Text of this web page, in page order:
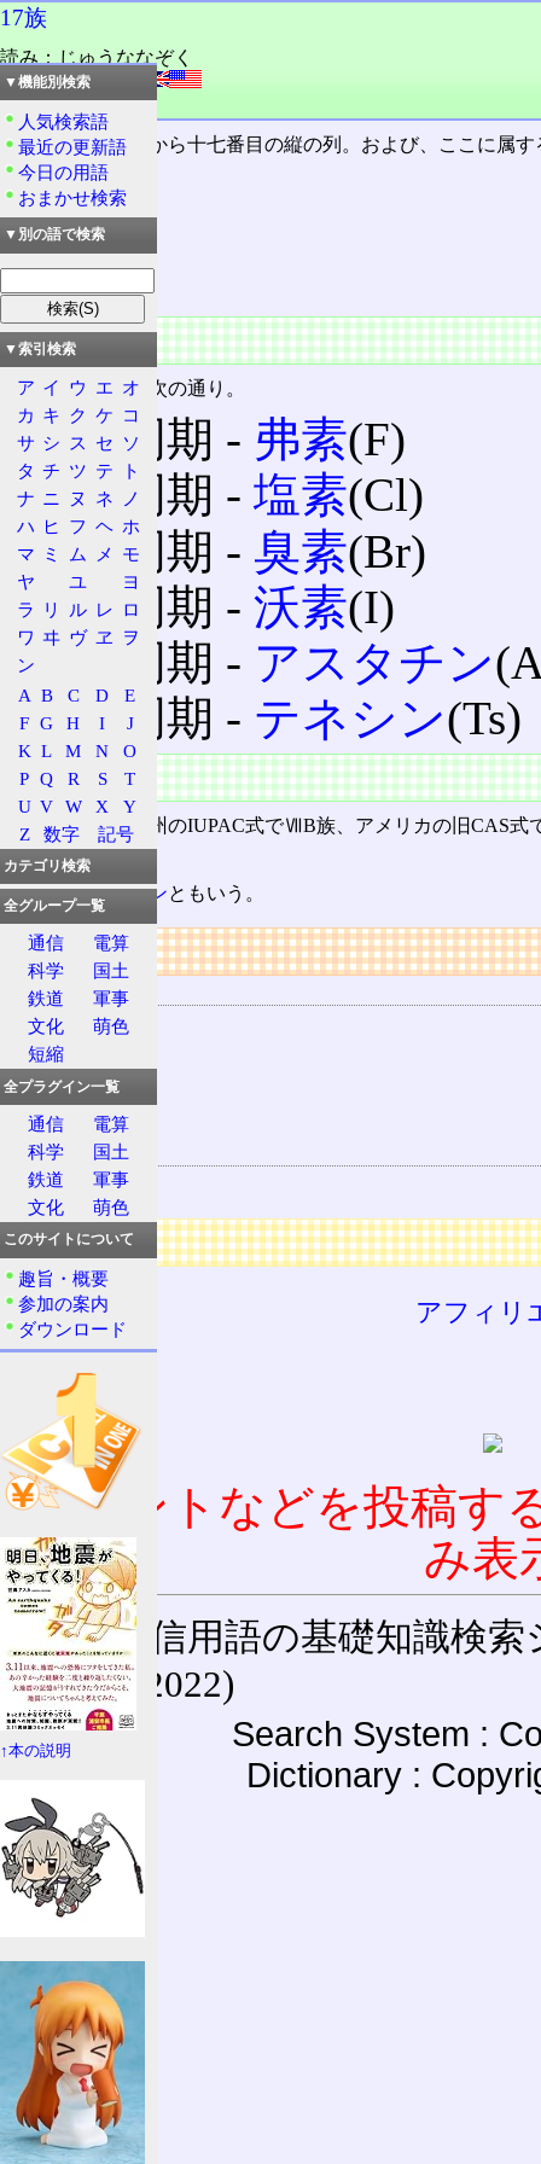
17族
読み：じゅうななぞく
外語：Group 17
品詞：名詞
長周期表で、左から十七番目の縦の列。および、ここに属す
目次
概要
特徴
概要
属する元素は、次の通り。
第2周期 ‐ 弗素(F)
第3周期 ‐ 塩素(Cl)
第4周期 ‐ 臭素(Br)
第5周期 ‐ 沃素(I)
第6周期 ‐ アスタチン
第7周期 ‐ テネシン(Ts)
特徴
古い族名で、欧州のIUPAC式でⅦB族、アメリカの旧CAS
ものである。
17族は、ハロゲンともいう。
リンク
用語の所属
族
周期表
長周期表
17
関連する用語
ハロゲン
広告
アフィリ
コメントなどを投稿す
み表
通信用語の基礎知識検索
(27-May-2022)
Search System :
Dictionary :
▼機能別検索
人気検索語
最近の更新語
今日の用語
おまかせ検索
▼別の語で検索
▼索引検索
ア イ ウ エ オ
カ キ ク ケ コ
サ シ ス セ ソ
タ チ ツ テ
ト
ナ ニ ヌ ネ
ノ
ハ ヒ フ ヘ ホ
マ ミ ム メ
モ
ヤ
ユ
ヨ
ラ
リ ル レ ロ
ワ ヰ ヴ ヱ
ヲ
ン
A B C D
E
F G H I
J
K L M N
O
P Q R S
T
U V W X
Y
Z
数字 記号
カテゴリ検索
全グループ一覧
通信
電算
科学
国土
鉄道
軍事
文化
萌色
短縮
全プラグイン一覧
通信
電算
科学
国土
鉄道
軍事
文化
萌色
このサイトについて
趣旨・概要
参加の案内
ダウンロード
↑本の説明